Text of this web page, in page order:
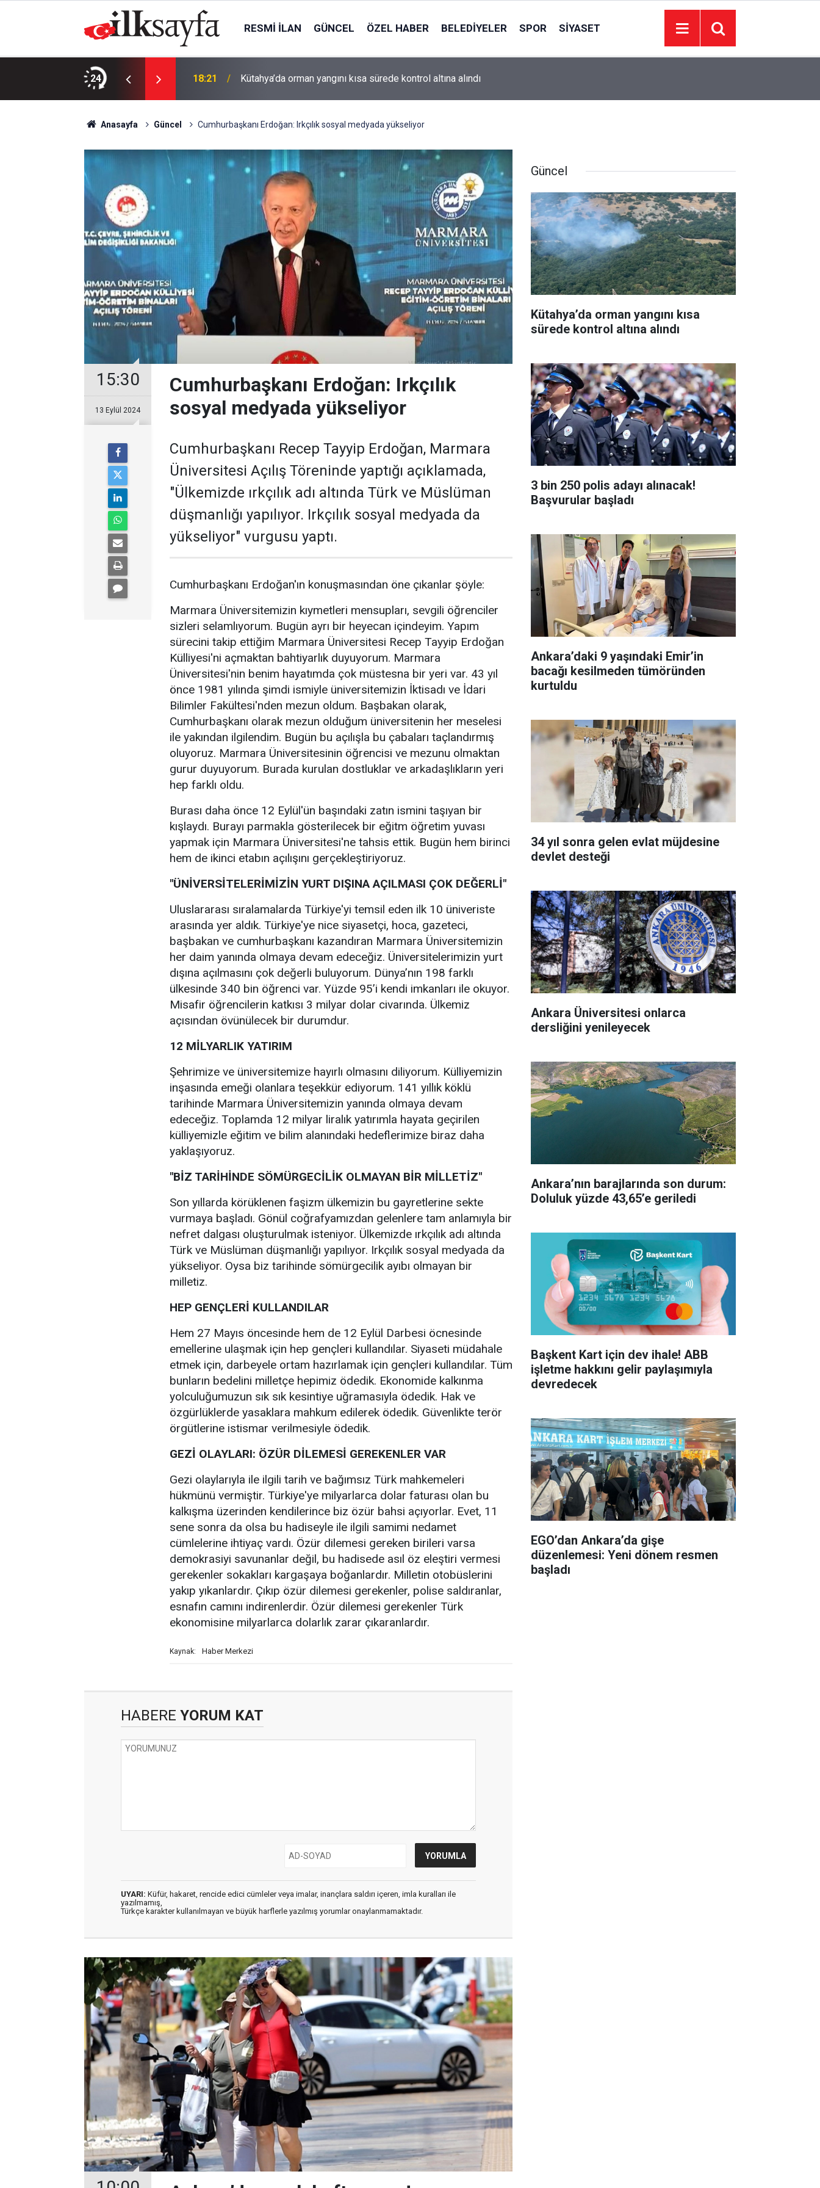
RESMI İLAN GÜNCEL ÖZEL HABER BELEDIYELER SPOR SIYASET
24 18:21 Kütahya’da orman yangını kısa sürede kontrol altına alındı
Anasayfa Güncel Cumhurbaşkanı Erdoğan: Irkçılık sosyal medyada yükseliyor
15:30
13 Eylül 2024
Cumhurbaşkanı Erdoğan: Irkçılık
sosyal medyada yükseliyor
Cumhurbaşkanı Recep Tayyip Erdoğan, Marmara
Üniversitesi Açılış Töreninde yaptığı açıklamada,
"Ülkemizde ırkçılık adı altında Türk ve Müslüman
düşmanlığı yapılıyor. Irkçılık sosyal medyada da
yükseliyor" vurgusu yaptı.
Cumhurbaşkanı Erdoğan'ın konuşmasından öne çıkanlar şöyle:
Marmara Üniversitemizin kıymetleri mensupları, sevgili öğrenciler
sizleri selamlıyorum. Bugün ayrı bir heyecan içindeyim. Yapım
sürecini takip ettiğim Marmara Üniversitesi Recep Tayyip Erdoğan
Külliyesi'ni açmaktan bahtiyarlık duyuyorum. Marmara
Üniversitesi'nin benim hayatımda çok müstesna bir yeri var. 43 yıl
önce 1981 yılında şimdi ismiyle üniversitemizin İktisadı ve İdari
Bilimler Fakültesi'nden mezun oldum. Başbakan olarak,
Cumhurbaşkanı olarak mezun olduğum üniversitenin her meselesi
ile yakından ilgilendim. Bugün bu açılışla bu çabaları taçlandırmış
oluyoruz. Marmara Üniversitesinin öğrencisi ve mezunu olmaktan
gurur duyuyorum. Burada kurulan dostluklar ve arkadaşlıkların yeri
hep farklı oldu.
Burası daha önce 12 Eylül'ün başındaki zatın ismini taşıyan bir
kışlaydı. Burayı parmakla gösterilecek bir eğitm öğretim yuvası
yapmak için Marmara Üniversitesi'ne tahsis ettik. Bugün hem birinci
hem de ikinci etabın açılışını gerçekleştiriyoruz.
"ÜNİVERSİTELERİMİZİN YURT DIŞINA AÇILMASI ÇOK DEĞERLİ"
Uluslararası sıralamalarda Türkiye'yi temsil eden ilk 10 üniveriste
arasında yer aldık. Türkiye'ye nice siyasetçi, hoca, gazeteci,
başbakan ve cumhurbaşkanı kazandıran Marmara Üniversitemizin
her daim yanında olmaya devam edeceğiz. Üniversitelerimizin yurt
dışına açılmasını çok değerli buluyorum. Dünya’nın 198 farklı
ülkesinde 340 bin öğrenci var. Yüzde 95’i kendi imkanları ile okuyor.
Misafir öğrencilerin katkısı 3 milyar dolar civarında. Ülkemiz
açısından övünülecek bir durumdur.
12 MİLYARLIK YATIRIM
Şehrimize ve üniversitemize hayırlı olmasını diliyorum. Külliyemizin
inşasında emeği olanlara teşekkür ediyorum. 141 yıllık köklü
tarihinde Marmara Üniversitemizin yanında olmaya devam
edeceğiz. Toplamda 12 milyar liralık yatırımla hayata geçirilen
külliyemizle eğitim ve bilim alanındaki hedeflerimize biraz daha
yaklaşıyoruz.
"BİZ TARİHİNDE SÖMÜRGECİLİK OLMAYAN BİR MİLLETİZ"
Son yıllarda körüklenen faşizm ülkemizin bu gayretlerine sekte
vurmaya başladı. Gönül coğrafyamızdan gelenlere tam anlamıyla bir
nefret dalgası oluşturulmak isteniyor. Ülkemizde ırkçılık adı altında
Türk ve Müslüman düşmanlığı yapılıyor. Irkçılık sosyal medyada da
yükseliyor. Oysa biz tarihinde sömürgecilik ayıbı olmayan bir
milletiz.
HEP GENÇLERİ KULLANDILAR
Hem 27 Mayıs öncesinde hem de 12 Eylül Darbesi öcnesinde
emellerine ulaşmak için hep gençleri kullandılar. Siyaseti müdahale
etmek için, darbeyele ortam hazırlamak için gençleri kullandılar. Tüm
bunların bedelini milletçe hepimiz ödedik. Ekonomide kalkınma
yolculuğumuzun sık sık kesintiye uğramasıyla ödedik. Hak ve
özgürlüklerde yasaklara mahkum edilerek ödedik. Güvenlikte terör
örgütlerine istismar verilmesiyle ödedik.
GEZİ OLAYLARI: ÖZÜR DİLEMESİ GEREKENLER VAR
Gezi olaylarıyla ile ilgili tarih ve bağımsız Türk mahkemeleri
hükmünü vermiştir. Türkiye'ye milyarlarca dolar faturası olan bu
kalkışma üzerinden kendilerince biz özür bahsi açıyorlar. Evet, 11
sene sonra da olsa bu hadiseyle ile ilgili samimi nedamet
cümlelerine ihtiyaç vardı. Özür dilemesi gereken birileri varsa
demokrasiyi savunanlar değil, bu hadisede asıl öz eleştiri vermesi
gerekenler sokakları kargaşaya boğanlardır. Milletin otobüslerini
yakıp yıkanlardır. Çıkıp özür dilemesi gerekenler, polise saldıranlar,
esnafın camını indirenlerdir. Özür dilemesi gerekenler Türk
ekonomisine milyarlarca dolarlık zarar çıkaranlardır.
Kaynak: Haber Merkezi
HABERE YORUM KAT
UYARI: Küfür, hakaret, rencide edici cümleler veya imalar, inançlara saldırı içeren, imla kuralları ile
yazılmamış,
Türkçe karakter kullanılmayan ve büyük harflerle yazılmış yorumlar onaylanmamaktadır.
Güncel
Kütahya’da orman yangını kısa
sürede kontrol altına alındı
3 bin 250 polis adayı alınacak!
Başvurular başladı
Ankara’daki 9 yaşındaki Emir’in
bacağı kesilmeden tümöründen
kurtuldu
34 yıl sonra gelen evlat müjdesine
devlet desteği
Ankara Üniversitesi onlarca
dersliğini yenileyecek
Ankara’nın barajlarında son durum:
Doluluk yüzde 43,65’e geriledi
Başkent Kart için dev ihale! ABB
işletme hakkını gelir paylaşımıyla
devredecek
EGO’dan Ankara’da gişe
düzenlemesi: Yeni dönem resmen
başladı